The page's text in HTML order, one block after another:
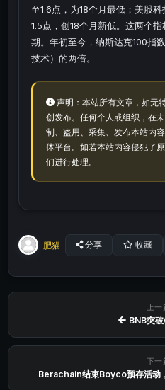
至1.6点，为18个月最低；美股
1.5点，创18个月新低。这两个
期。年初至今，纳斯达克100指
技术）的两倍。
声明：本站所有文章，如无
创发布。任何个人或组织，在
制、盗用、采集、发布本站内
体平台。如若本站内容侵犯了
们进行处理。
肥猫 分享 收藏
上一
BNB突
下一
Berachain结束Boyco预存活动